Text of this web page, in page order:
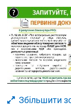
Збільшити